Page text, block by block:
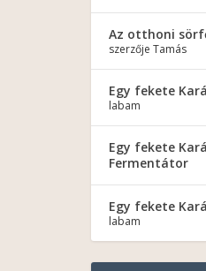
Az otthoni
szerzőjeTamás
Egy fekete
labam
Egy fekete
Fermentátor
Egy fekete
labam